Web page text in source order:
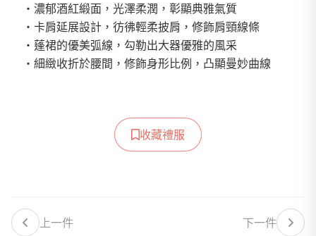
・濃郁酒紅緞面，光澤柔潤，彰顯典雅氣質
・卡肩延展設計，彷彿輕柔披肩，修飾肩頸線條
・蓬裙的優美弧線，勾勒出大器優雅的風采
・細緻收折於腰間，修飾身形比例，凸顯曼妙曲線
收藏禮服
上一件 下一件